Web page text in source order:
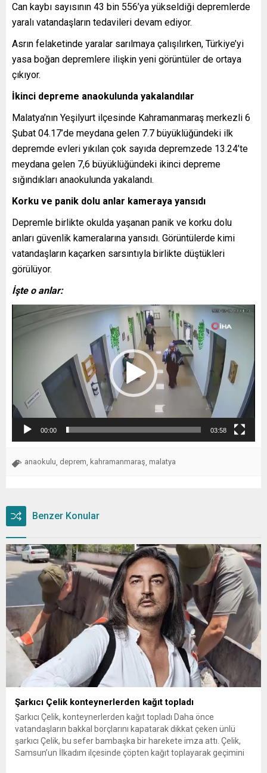
Can kaybı sayısının 43 bin 556’ya yükseldiği depremlerde
yaralı vatandaşların tedavileri devam ediyor.
Asrın felaketinde yaralar sarılmaya çalışılırken, Türkiye’yi
yasa boğan depremlere ilişkin yeni görüntüler de ortaya
çıkıyor.
İkinci depreme anaokulunda yakalandılar
Malatya’nın Yeşilyurt ilçesinde Kahramanmaraş merkezli 6
Şubat 04.17’de meydana gelen 7.7 büyüklüğündeki ilk
depremde evleri yıkılan çok sayıda depremzede 13.24’te
meydana gelen 7,6 büyüklüğündeki ikinci depreme
sığındıkları anaokulunda yakalandı.
Korku ve panik dolu anlar kameraya yansıdı
Depremle birlikte okulda yaşanan panik ve korku dolu
anları güvenlik kameralarına yansıdı. Görüntülerde kimi
vatandaşların kaçarken sarsıntıyla birlikte düştükleri
görülüyor.
İşte o anlar:
Video
oynatıcı
00:00 03:58
anaokulu deprem kahramanmaraş malatya
Benzer Konular
Şarkıcı Çelik konteynerlerden kağıt topladı
Şarkıcı Çelik, konteynerlerden kağıt topladı Daha önce
vatandaşların bakkal borçlarını kapatarak dikkat çeken ünlü
şarkıcı Çelik, bu sefer bambaşka bir harekete imza attı. Çelik,
Samsun’un İlkadım ilçesinde çöpten kağıt toplayarak geçimini